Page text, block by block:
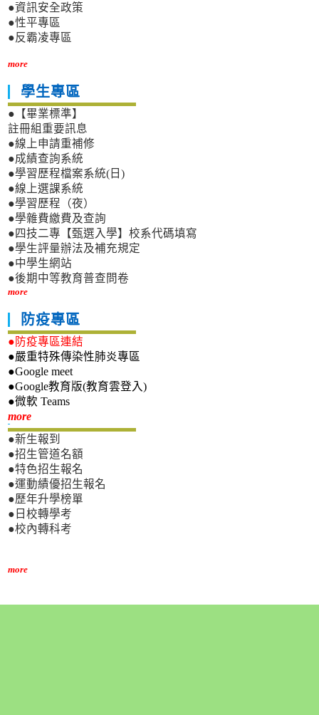
●資訊安全政策
●性平專區
●反霸凌專區
more
學生專區
●【畢業標準】
註冊組重要訊息
●線上申請重補修
●成績查詢系統
●學習歷程檔案系統(日)
●線上選課系統
●學習歷程（夜）
●學雜費繳費及查詢
●四技二專【甄選入學】校系代碼填寫
●學生評量辦法及補充規定
●中學生網站
●後期中等教育普查問卷
more
防疫專區
●防疫專區連結
●嚴重特殊傳染性肺炎專區
●Google meet
●Google教育版(教育雲登入)
●微軟 Teams
more新生專區
●新生報到
●招生管道名額
●特色招生報名
●運動績優招生報名
●歷年升學榜單
●日校轉學考
●校內轉科考
more